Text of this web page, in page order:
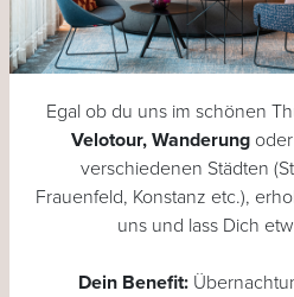
Egal ob du uns im schönen
Velotour, Wanderung
verschiedenen Städten
Frauenfeld, Konstanz etc.),
uns und lass Dich
Dein Benefit: